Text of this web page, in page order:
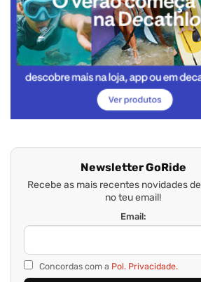
Newsletter GoRide
Recebe as mais recentes novidades
no teu email!
Email:
Concordas com a Pol. Privacidade.